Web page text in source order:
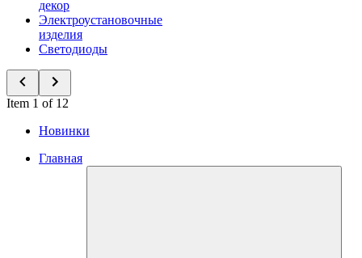
декор
Электроустановочные
изделия
Светодиоды
Item 1 of 12
Новинки
Главная